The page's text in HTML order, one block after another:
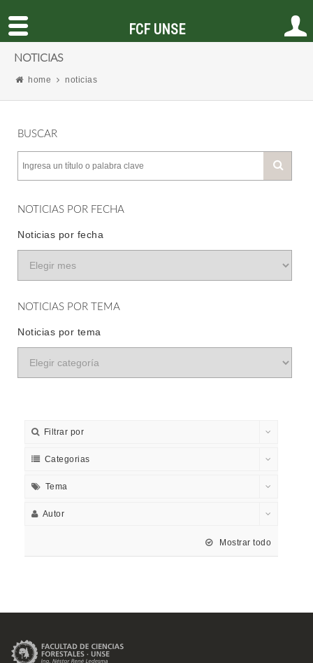
NOTICIAS
home noticias
BUSCAR
NOTICIAS POR FECHA
Noticias por fecha
NOTICIAS POR TEMA
Noticias por tema
Filtrar por
Categorias
Tema
Autor
Mostrar todo
FCF UNSE